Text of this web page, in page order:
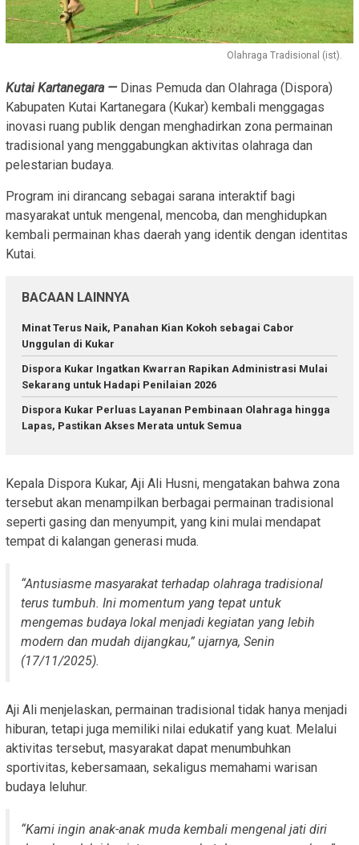
Olahraga Tradisional (ist).
Kutai Kartanegara —Dinas Pemuda dan Olahraga (Dispora)
Kabupaten Kutai Kartanegara (Kukar) kembali menggagas
inovasi ruang publik dengan menghadirkan zona permainan
tradisional yang menggabungkan aktivitas olahraga dan
pelestarian budaya.
Program ini dirancang sebagai sarana interaktif bagi
masyarakat untuk mengenal, mencoba, dan menghidupkan
kembali permainan khas daerah yang identik dengan identitas
Kutai.
BACAAN LAINNYA
Minat Terus Naik, Panahan Kian Kokoh sebagai Cabor
Unggulan di Kukar
Dispora Kukar Ingatkan Kwarran Rapikan Administrasi Mulai
Sekarang untuk Hadapi Penilaian 2026
Dispora Kukar Perluas Layanan Pembinaan Olahraga hingga
Lapas, Pastikan Akses Merata untuk Semua
Kepala Dispora Kukar, Aji Ali Husni, mengatakan bahwa zona
tersebut akan menampilkan berbagai permainan tradisional
seperti gasing dan menyumpit, yang kini mulai mendapat
tempat di kalangan generasi muda.
“Antusiasme masyarakat terhadap olahraga tradisional
terus tumbuh. Ini momentum yang tepat untuk
mengemas budaya lokal menjadi kegiatan yang lebih
modern dan mudah dijangkau,” ujarnya, Senin
(17/11/2025).
Aji Ali menjelaskan, permainan tradisional tidak hanya menjadi
hiburan, tetapi juga memiliki nilai edukatif yang kuat. Melalui
aktivitas tersebut, masyarakat dapat menumbuhkan
sportivitas, kebersamaan, sekaligus memahami warisan
budaya leluhur.
“Kami ingin anak-anak muda kembali mengenal jati diri